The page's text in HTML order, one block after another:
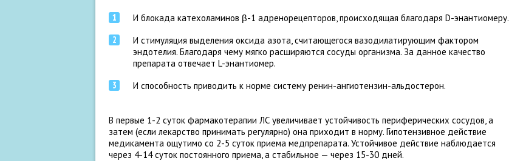
И блокада катехоламинов β-1 адренорецепторов, происходящая благодаря D-энантиомеру.
И стимуляция выделения оксида азота, считающегося вазодилатирующим фактором
эндотелия. Благодаря чему мягко расширяются сосуды организма. За данное качество
препарата отвечает L-энантиомер.
И способность приводить к норме систему ренин-ангиотензин-альдостерон.
В первые 1-2 суток фармакотерапии ЛС увеличивает устойчивость периферических сосудов, а
затем (если лекарство принимать регулярно) она приходит в норму. Гипотензивное действие
медикамента ощутимо со 2-5 суток приема медпрепарата. Устойчивое действие наблюдается
через 4-14 суток постоянного приема, а стабильное — через 15-30 дней.